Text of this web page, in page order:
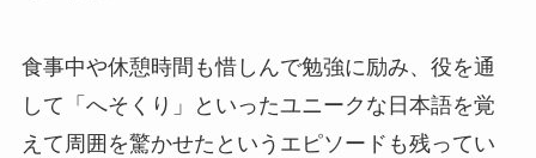
食事中や休憩時間も惜しんで勉強に励み、役を通
して「へそくり」といったユニークな日本語を覚
えて周囲を驚かせたというエピソードも残ってい